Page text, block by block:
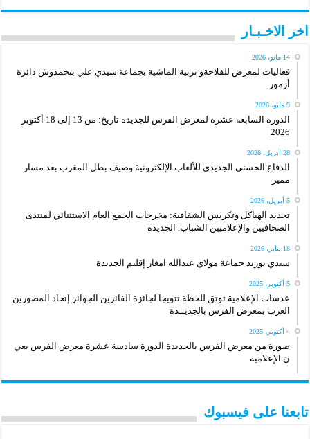
اخر الاخـبـار
14 مايو، 2026
فعاليات لمعرض للفلاحةو تربية الماشية بجماعة سيدي علي بنحمدوش دائرة
أزمور
9 مايو، 2026
الدورة السابعة عشرة لمعرض الفرس للجديدة تاريخ: من 13 إلى 18 أكتوبر
2026
28 أبريل، 2026
الدفاع الحسني الجديدي للألعاب الإلكترونية وصيف بطل المغرب بعد مسار
مميز
5 أبريل، 2026
تجديد الهياكل وتكريس الشفافية: مخرجات الجمع العام الاستثنائي لمنتدى
الصحافيين والإعلاميين الشباب. الجديدة
18 يناير، 2026
سيدي بوزيد جماعة مولاي عبدالله امغار إقليم الجديدة
5 أكتوبر، 2025
عدسات الإعلامية توتق للحظة تتويجا لجائزة الفائزين الجوائز إتحاد المصورين
العرب بمعرض الفرس بالجديــدة
4 أكتوبر، 2025
صورة من معرض الفرس بالجديدة الدورة سادسة عشرة معرض الفرس بعي
ن الإعلامية
تابعنا على فيسبوك